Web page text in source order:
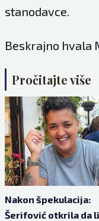
stanodavce.
Beskrajno hvala
Pročitajte više
Nakon špekulacija:
Šerifović otkrila da li